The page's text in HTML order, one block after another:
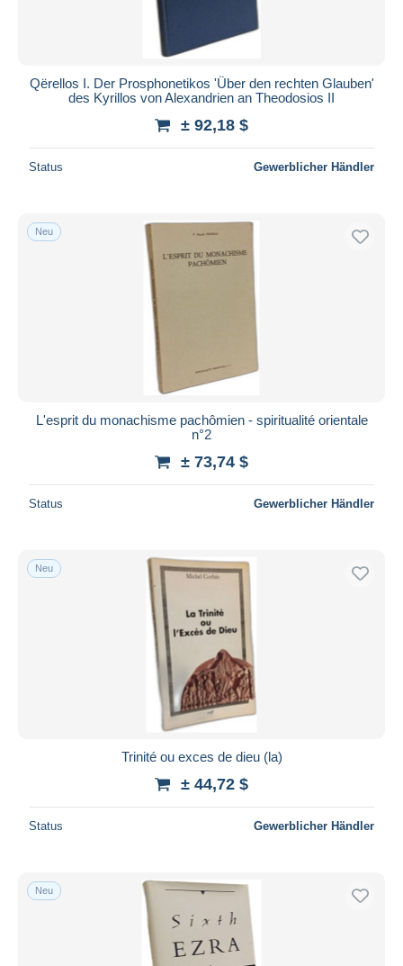
Qërellos I. Der Prosphonetikos 'Über den rechten Glauben'
des Kyrillos von Alexandrien an Theodosios II
± 92,18 $
Status Gewerblicher Händler
Neu
L'esprit du monachisme pachômien - spiritualité orientale
n°2
± 73,74 $
Status Gewerblicher Händler
Neu
Trinité ou exces de dieu (la)
± 44,72 $
Status Gewerblicher Händler
Neu